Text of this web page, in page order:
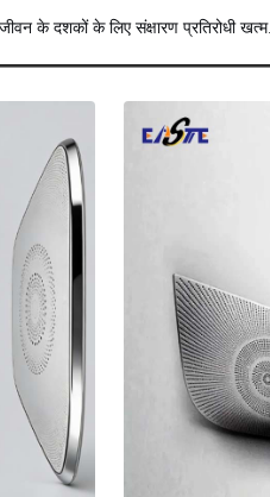
के दशकों के लिए संक्षारण प्रतिरोधी खत्म.